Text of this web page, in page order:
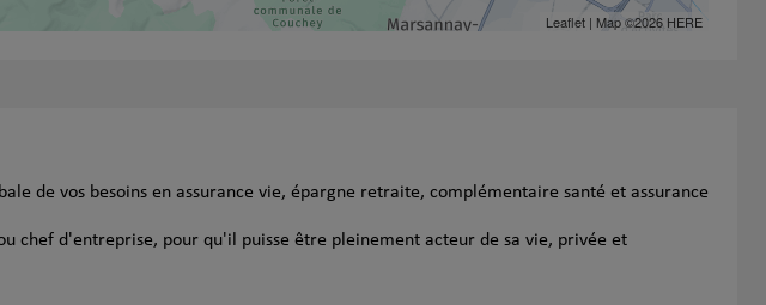
Leaflet| Map ©2026 HERE
de vos besoins en assurance vie, épargne retraite, complémentaire santé et assurance
chef d'entreprise, pour qu'il puisse être pleinement acteur de sa vie, privée et